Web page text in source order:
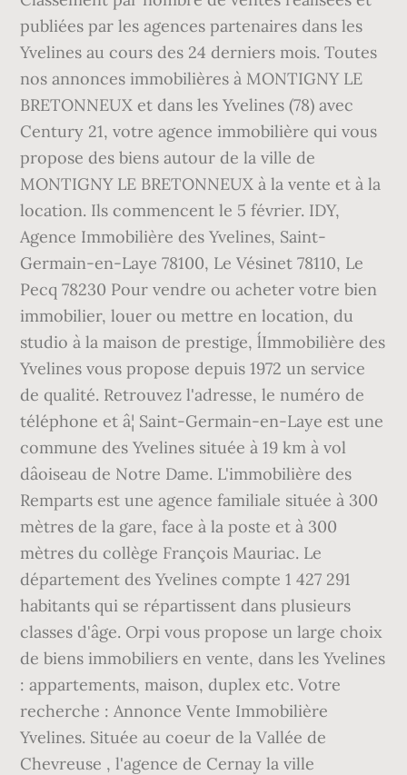
publiées par les agences partenaires dans les
Yvelines au cours des 24 derniers mois. Toutes
nos annonces immobilières à MONTIGNY LE
BRETONNEUX et dans les Yvelines (78) avec
Century 21, votre agence immobilière qui vous
propose des biens autour de la ville de
MONTIGNY LE BRETONNEUX à la vente et à la
location. Ils commencent le 5 février. IDY,
Agence Immobilière des Yvelines, Saint-
Germain-en-Laye 78100, Le Vésinet 78110, Le
Pecq 78230 Pour vendre ou acheter votre bien
immobilier, louer ou mettre en location, du
studio à la maison de prestige, l´Immobilière des
Yvelines vous propose depuis 1972 un service
de qualité. Retrouvez l'adresse, le numéro de
téléphone et â¦ Saint-Germain-en-Laye est une
commune des Yvelines située à 19 km à vol
dâoiseau de Notre Dame. L'immobilière des
Remparts est une agence familiale située à 300
mètres de la gare, face à la poste et à 300
mètres du collège François Mauriac. Le
département des Yvelines compte 1 427 291
habitants qui se répartissent dans plusieurs
classes d'âge. Orpi vous propose un large choix
de biens immobiliers en vente, dans les Yvelines
: appartements, maison, duplex etc. Votre
recherche : Annonce Vente Immobilière
Yvelines. Située au coeur de la Vallée de
Chevreuse , l'agence de Cernay la ville